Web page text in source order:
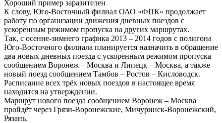
Хороший пример заразителен
К слову, Юго-Восточный филиал ОАО «ФПК» продолжает
работу по организации движения дневных поездов с
ускоренным режимом пропуска на других маршрутах.
Так, с осенне-зимнего графика 2013 – 2014 годов с полигона
Юго-Восточного филиала планируется назначить в обращение
два новых дневных поезда с ускоренным режимом пропуска
сообщением Воронеж – Москва и Липецк – Москва, а также
новый поезд сообщением Тамбов – Ростов – Кисловодск.
Расписание всех трёх новых поездов в настоящее время
находится на утверждении.
Маршрут нового поезда сообщением Воронеж – Москва
пройдёт через Грязи-Воронежские, Мичуринск-Воронежский,
Рязань.